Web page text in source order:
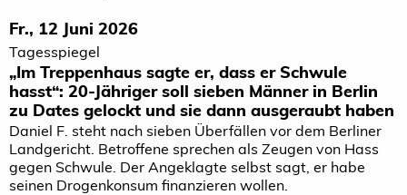
Fr., 12 Juni 2026
Tagesspiegel
„Im Treppenhaus sagte er, dass er Schwule
hasst“: 20-Jähriger soll sieben Männer in Berlin
zu Dates gelockt und sie dann ausgeraubt haben
Daniel F. steht nach sieben Überfällen vor dem Berliner
Landgericht. Betroffene sprechen als Zeugen von Hass
gegen Schwule. Der Angeklagte selbst sagt, er habe
seinen Drogenkonsum finanzieren wollen.